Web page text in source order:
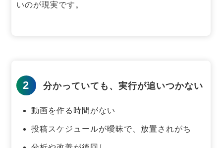
いのが現実です。
2 分かっていても、実行が追いつかない
動画を作る時間がない
投稿スケジュールが曖昧で、放置されがち